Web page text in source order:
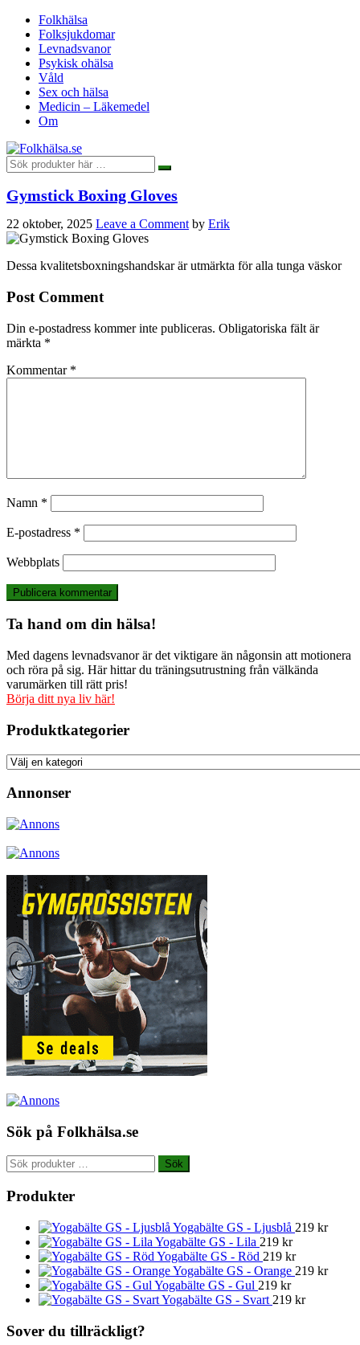
Folkhälsa
Folksjukdomar
Levnadsvanor
Psykisk ohälsa
Våld
Sex och hälsa
Medicin – Läkemedel
Om
Gymstick Boxing Gloves
22 oktober, 2025 Leave a Comment by Erik
Dessa kvalitetsboxningshandskar är utmärkta för alla tunga väskor
Post Comment
Din e-postadress kommer inte publiceras. Obligatoriska fält är
märkta *
Kommentar *
Namn *
E-postadress *
Webbplats
Ta hand om din hälsa!
Med dagens levnadsvanor är det viktigare än någonsin att motionera
och röra på sig. Här hittar du träningsutrustning från välkända
varumärken till rätt pris!
Börja ditt nya liv här!
Produktkategorier
Annonser
Sök på Folkhälsa.se
Sök
efter:
Sök
Produkter
Yogabälte GS - Ljusblå 219 kr
Yogabälte GS - Lila 219 kr
Yogabälte GS - Röd 219 kr
Yogabälte GS - Orange 219 kr
Yogabälte GS - Gul 219 kr
Yogabälte GS - Svart 219 kr
Sover du tillräckligt?